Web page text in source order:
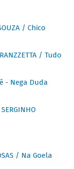
/ Chico
/ Tudo
- Nega Duda
/ Na Goela